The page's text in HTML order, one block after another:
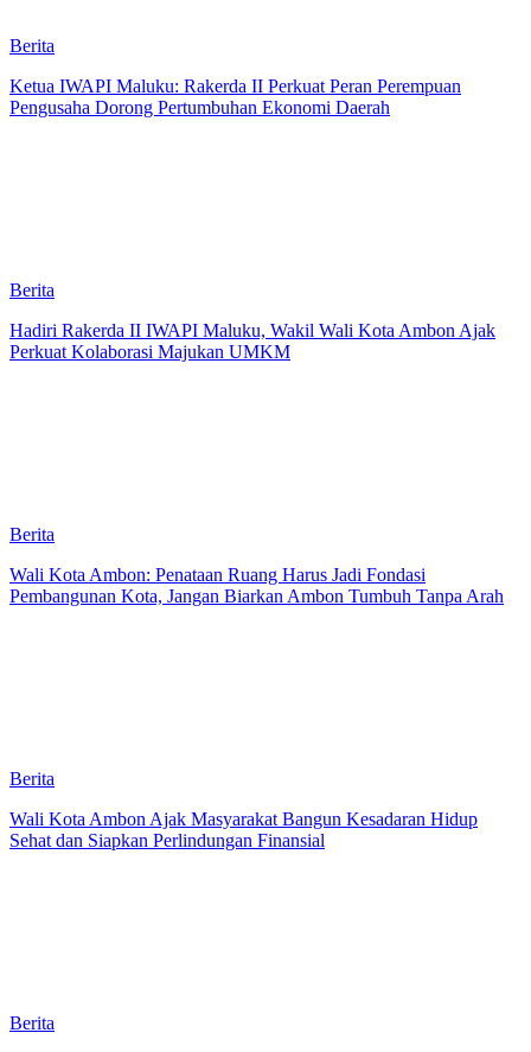
Berita
Ketua IWAPI Maluku: Rakerda II Perkuat Peran Perempuan
Pengusaha Dorong Pertumbuhan Ekonomi Daerah
Berita
Hadiri Rakerda II IWAPI Maluku, Wakil Wali Kota Ambon Ajak
Perkuat Kolaborasi Majukan UMKM
Berita
Wali Kota Ambon: Penataan Ruang Harus Jadi Fondasi
Pembangunan Kota, Jangan Biarkan Ambon Tumbuh Tanpa Arah
Berita
Wali Kota Ambon Ajak Masyarakat Bangun Kesadaran Hidup
Sehat dan Siapkan Perlindungan Finansial
Berita